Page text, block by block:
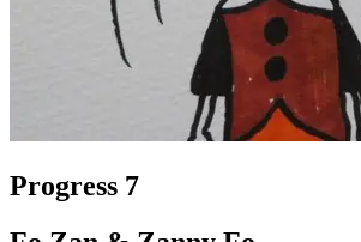
Progress 7